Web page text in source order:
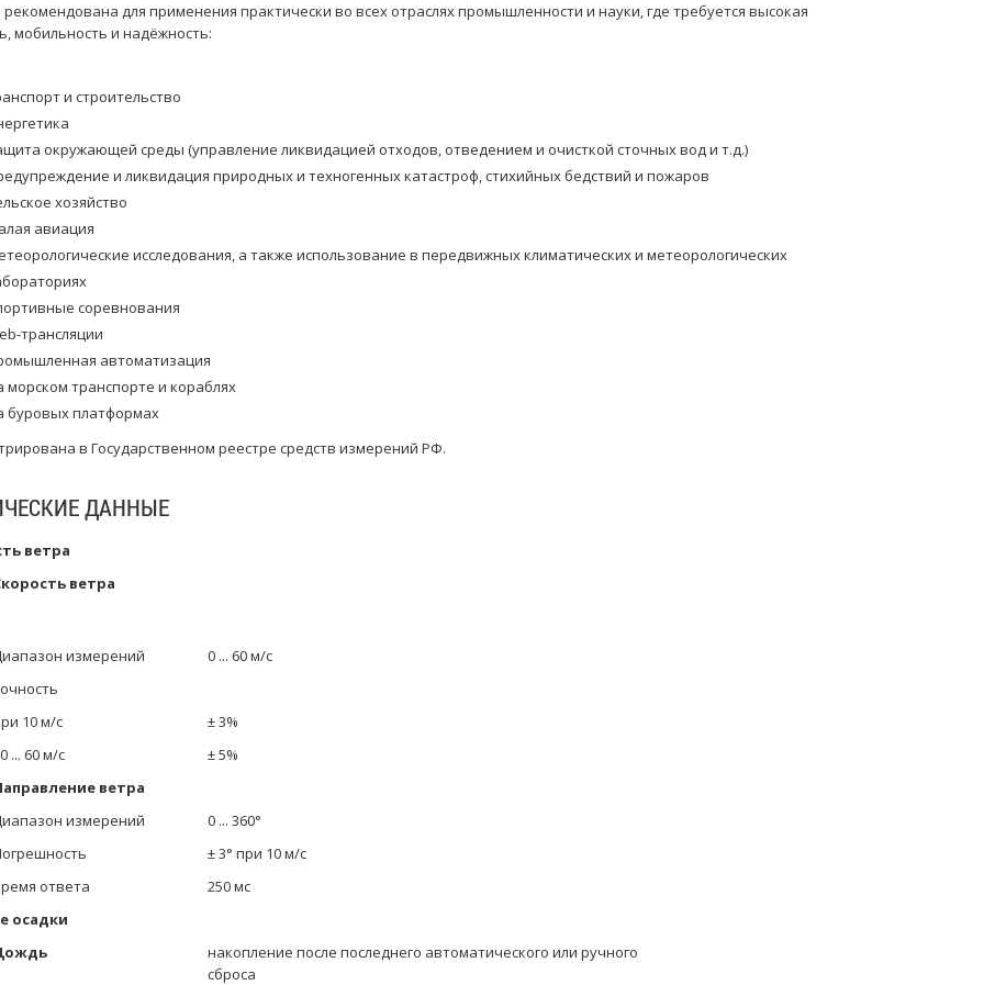
для применения практически во всех отраслях промышленности и науки, где требуется высокая
мобильность и надёжность:
и строительство
окружающей среды (управление ликвидацией отходов, отведением и очисткой сточных вод и т.д.)
и ликвидация природных и техногенных катастроф, стихийных бедствий и пожаров
хозяйство
авиация
исследования, а также использование в передвижных климатических и метеорологических
соревнования
трансляции
автоматизация
морском транспорте и кораблях
буровых платформах
в Государственном реестре средств измерений РФ.
ДАННЫЕ
ветра
ветра
измерений
0 ... 60 м/с
10 м/с
± 3%
... 60 м/с
± 5%
ветра
измерений
0 ... 360°
± 3° при 10 м/с
ответа
250 мс
осадки
накопление после последнего автоматического или ручного
сброса